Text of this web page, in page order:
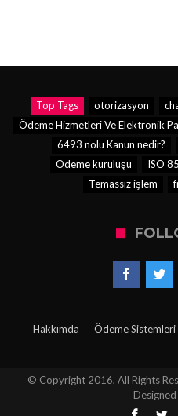
Top Tags otorizasyon
Ödeme Hizmetleri Ve Elektronik
6493 nolu Kanun nedir?
Ödeme kuruluşu
ISO
Temassız işlem
Hakkımda Ödeme Sistemleri
© Copyright 2016, All Rights